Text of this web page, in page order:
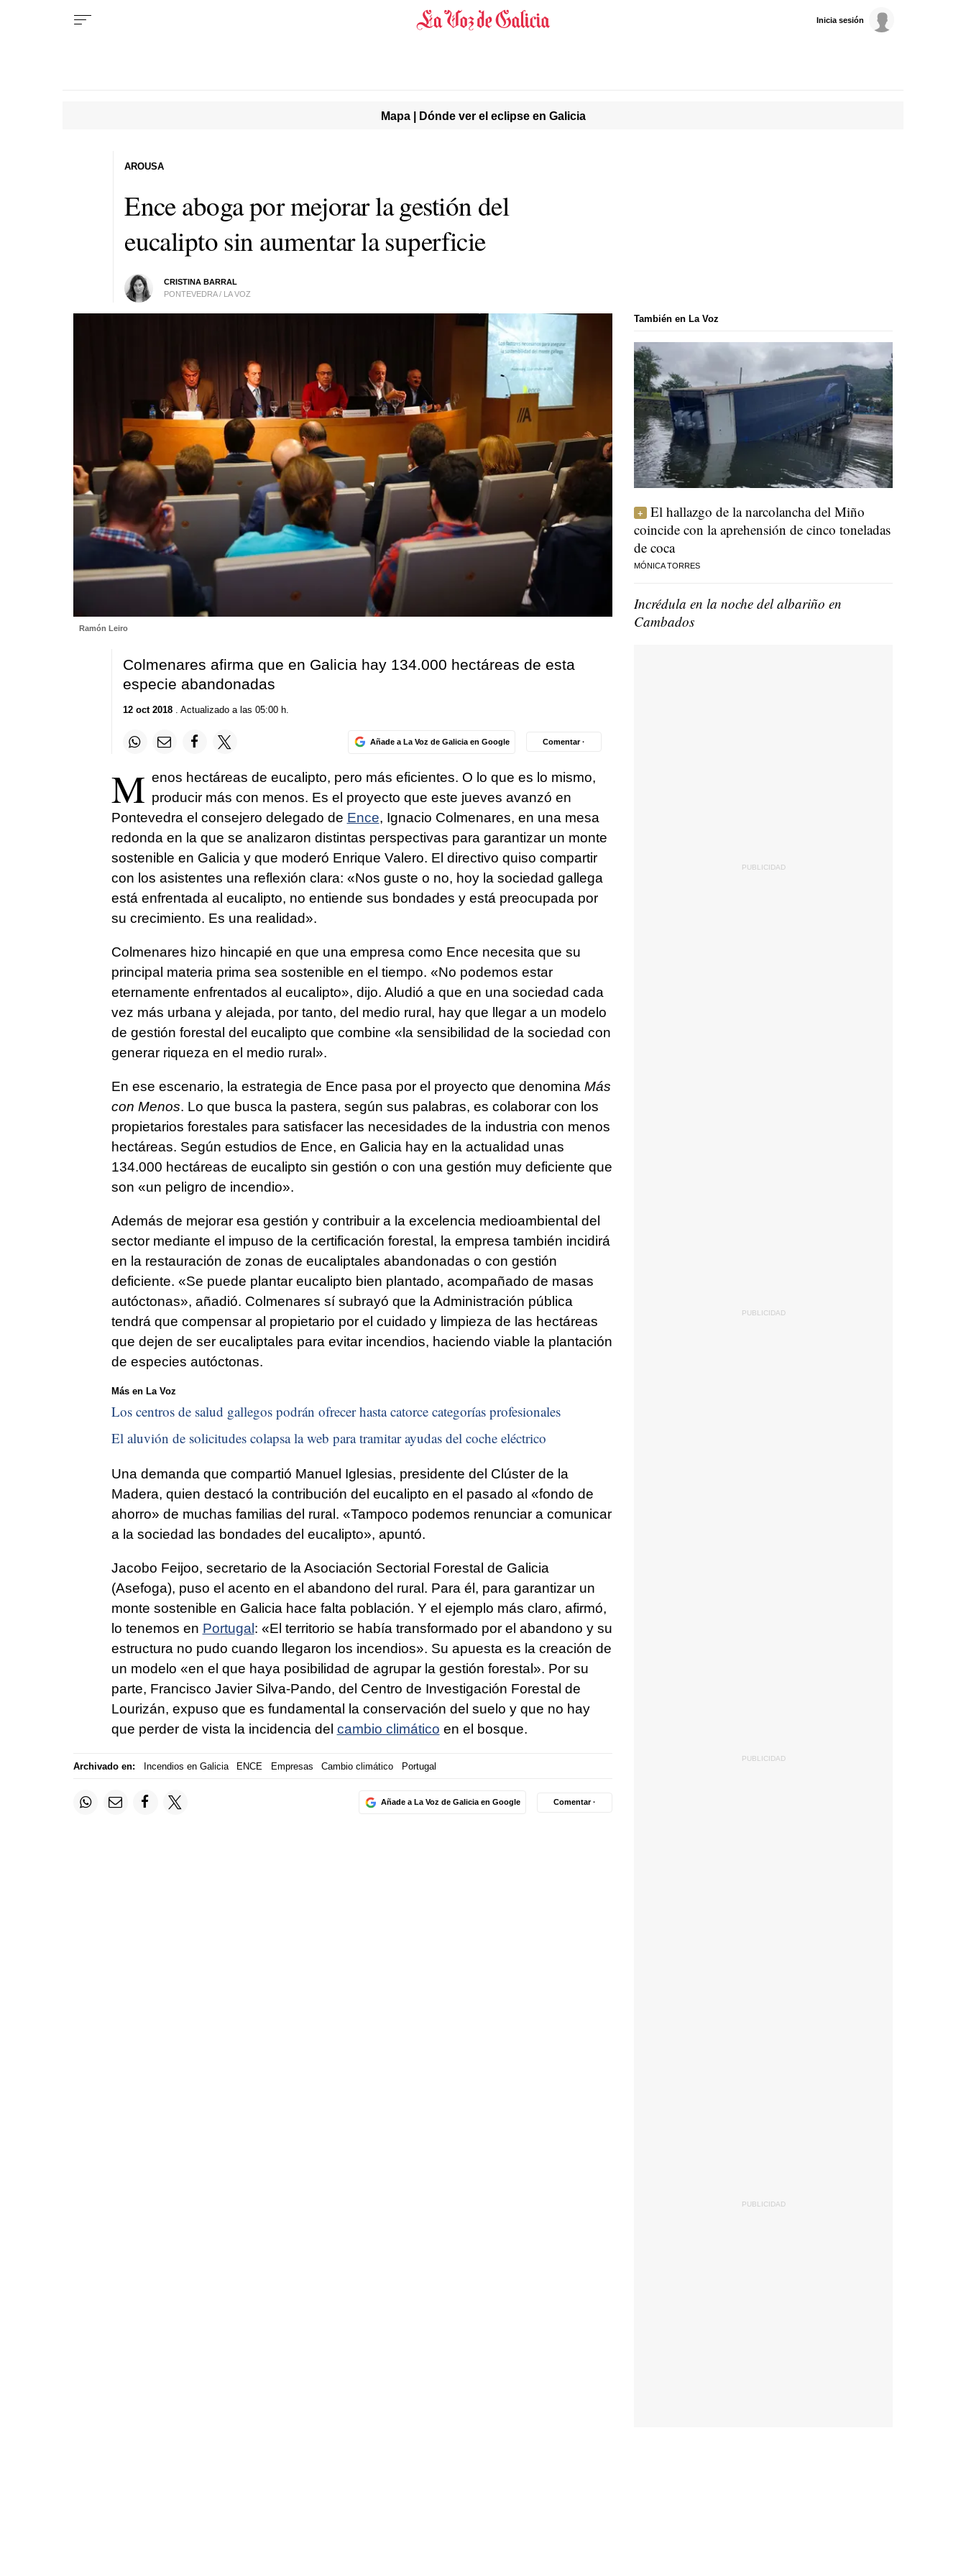
Inicia sesión
Mapa | Dónde ver el eclipse en Galicia
Ence aboga por mejorar la gestión del
eucalipto sin aumentar la superficie
CRISTINA BARRAL
PONTEVEDRA / LA VOZ
AROUSA
Ramón Leiro
Colmenares afirma que en Galicia hay 134.000 hectáreas de esta
especie abandonadas
12 oct 2018. Actualizado a las 05:00 h.
Añade a La Voz de Galicia en Google Comentar ·
M enos hectáreas de eucalipto, pero más eficientes. O lo que es lo mismo,
producir más con menos. Es el proyecto que este jueves avanzó en
Pontevedra el consejero delegado de Ence, Ignacio Colmenares, en una mesa
redonda en la que se analizaron distintas perspectivas para garantizar un monte
sostenible en Galicia y que moderó Enrique Valero. El directivo quiso compartir
con los asistentes una reflexión clara: «Nos guste o no, hoy la sociedad gallega
está enfrentada al eucalipto, no entiende sus bondades y está preocupada por
su crecimiento. Es una realidad».
Colmenares hizo hincapié en que una empresa como Ence necesita que su
principal materia prima sea sostenible en el tiempo. «No podemos estar
eternamente enfrentados al eucalipto», dijo. Aludió a que en una sociedad cada
vez más urbana y alejada, por tanto, del medio rural, hay que llegar a un modelo
de gestión forestal del eucalipto que combine «la sensibilidad de la sociedad con
generar riqueza en el medio rural».
En ese escenario, la estrategia de Ence pasa por el proyecto que denomina Más
con Menos. Lo que busca la pastera, según sus palabras, es colaborar con los
propietarios forestales para satisfacer las necesidades de la industria con menos
hectáreas. Según estudios de Ence, en Galicia hay en la actualidad unas
134.000 hectáreas de eucalipto sin gestión o con una gestión muy deficiente que
son «un peligro de incendio».
Además de mejorar esa gestión y contribuir a la excelencia medioambiental del
sector mediante el impuso de la certificación forestal, la empresa también incidirá
en la restauración de zonas de eucaliptales abandonadas o con gestión
deficiente. «Se puede plantar eucalipto bien plantado, acompañado de masas
autóctonas», añadió. Colmenares sí subrayó que la Administración pública
tendrá que compensar al propietario por el cuidado y limpieza de las hectáreas
que dejen de ser eucaliptales para evitar incendios, haciendo viable la plantación
de especies autóctonas.
Más en La Voz
Los centros de salud gallegos podrán ofrecer hasta catorce categorías profesionales
El aluvión de solicitudes colapsa la web para tramitar ayudas del coche eléctrico
Una demanda que compartió Manuel Iglesias, presidente del Clúster de la
Madera, quien destacó la contribución del eucalipto en el pasado al «fondo de
ahorro» de muchas familias del rural. «Tampoco podemos renunciar a comunicar
a la sociedad las bondades del eucalipto», apuntó.
Jacobo Feijoo, secretario de la Asociación Sectorial Forestal de Galicia
(Asefoga), puso el acento en el abandono del rural. Para él, para garantizar un
monte sostenible en Galicia hace falta población. Y el ejemplo más claro, afirmó,
lo tenemos en Portugal : «El territorio se había transformado por el abandono y su
estructura no pudo cuando llegaron los incendios». Su apuesta es la creación de
un modelo «en el que haya posibilidad de agrupar la gestión forestal». Por su
parte, Francisco Javier Silva-Pando, del Centro de Investigación Forestal de
Lourizán, expuso que es fundamental la conservación del suelo y que no hay
que perder de vista la incidencia del cambio climático en el bosque.
Archivado en: Incendios en Galicia ENCE Empresas Cambio climático Portugal
Añade a La Voz de Galicia en Google Comentar ·
También en La Voz
El hallazgo de la narcolancha del Miño
coincide con la aprehensión de cinco toneladas
de coca
MÓNICA TORRES
Incrédula en la noche del albariño en
Cambados